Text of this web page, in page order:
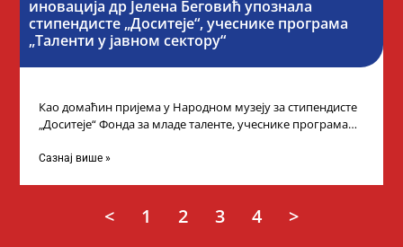
иновација др Јелена Беговић упознала
стипендисте „Доситеје“, учеснике програма
„Таленти у јавном сектору“
Као домаћин пријема у Народном музеју за стипендисте
„Доситеје“ Фонда за младе таленте, учеснике програма
Сазнај више »
< 1 2 3 4 >